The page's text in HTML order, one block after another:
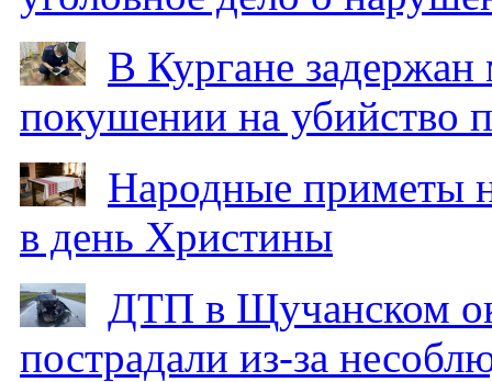
В Кургане
покушении на убийство
Народные приметы
в день Христины
ДТП в Щучанском
пострадали из-за